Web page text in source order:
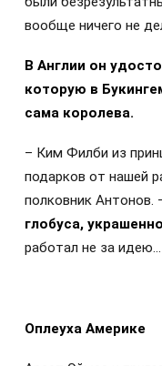
вообще ничего не
В Англии он
которую в
сама королева.
– Ким Филби из
подарков от нашей
полковник Антонов.
глобуса,
работал не за идею…
Оплеуха Америке